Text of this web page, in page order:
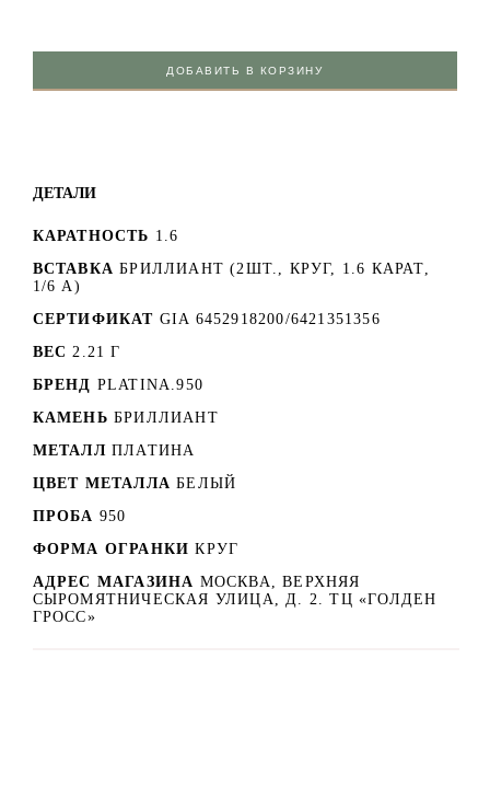
ДОБАВИТЬ В КОРЗИНУ
ДЕТАЛИ
КАРАТНОСТЬ 1.6
ВСТАВКА БРИЛЛИАНТ (2ШТ., КРУГ, 1.6 КАРАТ,
1/6 А)
СЕРТИФИКАТ GIA 6452918200/6421351356
ВЕС 2.21 Г
БРЕНД PLATINA.950
КАМЕНЬ БРИЛЛИАНТ
МЕТАЛЛ ПЛАТИНА
ЦВЕТ МЕТАЛЛА БЕЛЫЙ
ПРОБА 950
ФОРМА ОГРАНКИ КРУГ
АДРЕС МАГАЗИНА МОСКВА, ВЕРХНЯЯ
СЫРОМЯТНИЧЕСКАЯ УЛИЦА, Д. 2. ТЦ «ГОЛДЕН
ГРОСС»